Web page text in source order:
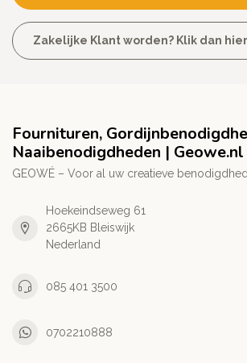
Zakelijke Klant worden? Klik dan
Fournituren,
Naaibenodigdheden | Geowe.nl
GEOWÉ – Voor al uw creatieve
Hoekeindseweg 61
2665KB Bleiswijk
Nederland
085 401 3500
0702210888